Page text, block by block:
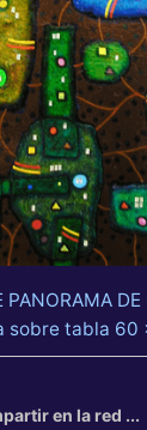
PANORAMA
sobre tabla 60
en la red ...